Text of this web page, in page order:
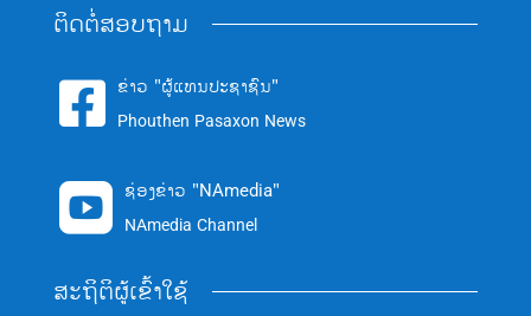
ຕິດຕໍ່ສອບຖາມ
 ຂ່າວ "ຜູ້ແທນປະຊາຊົນ"
Phouthen Pasaxon News
 ຊ່ອງຂ່າວ "NAmedia"
NAmedia Channel
ສະຖິຕິຜູ້ເຂົ້າໃຊ້